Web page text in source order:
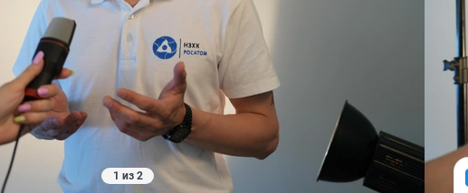
1 из 2